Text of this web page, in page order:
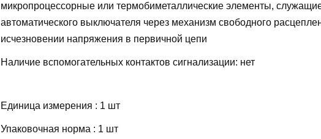
микропроцессорные или термобиметаллические элементы,
автоматического выключателя через механизм свободного
исчезновении напряжения в первичной цепи
Наличие вспомогательных контактов сигнализации: нет
Единица измерения : 1 шт
Упаковочная норма : 1 шт